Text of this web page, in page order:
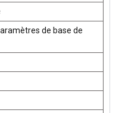
de base de